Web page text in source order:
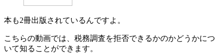
本も2冊出版されているんですよ。
こちらの動画では、税務調査を拒否できるかのかどうかにつ
いて知ることができます。